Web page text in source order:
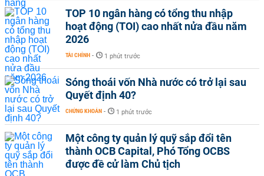
TOP 10 ngân hàng có tổng thu nhập
hoạt động (TOI) cao nhất nửa đầu năm
2026
TÀI CHÍNH - 1 phút trước
Sóng thoái vốn Nhà nước có trở lại sau
Quyết định 40?
CHỨNG KHOÁN - 1 phút trước
Một công ty quản lý quỹ sắp đổi tên
thành OCB Capital, Phó Tổng OCBS
được đề cử làm Chủ tịch